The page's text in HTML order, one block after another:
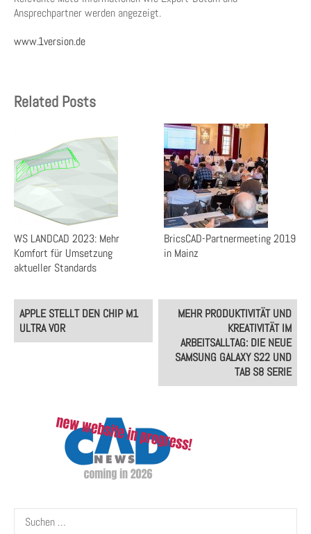
Ansprechpartner werden angezeigt.
www.1version.de
Related Posts
WS LANDCAD 2023: Mehr
Komfort für Umsetzung
aktueller Standards
BricsCAD-Partnermeeting 2019
in Mainz
Post
navigation
APPLE STELLT DEN CHIP M1
ULTRA VOR
MEHR PRODUKTIVITÄT UND
KREATIVITÄT IM
ARBEITSALLTAG: DIE NEUE
SAMSUNG GALAXY S22 UND
TAB S8 SERIE
Suchen
nach: